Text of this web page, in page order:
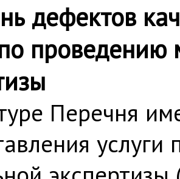
дефектов
Перечня